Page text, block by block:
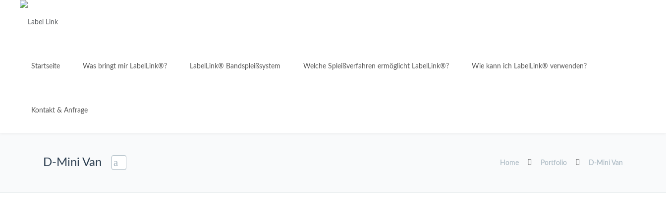
Startseite Was bringt mir LabelLink®? LabelLink® Bandspleißsystem Welche Spleißverfahren ermöglicht LabelLink®? Wie kann ich LabelLink® verwenden?
Kontakt & Anfrage
D-Mini Van Home Portfolio D-Mini Van